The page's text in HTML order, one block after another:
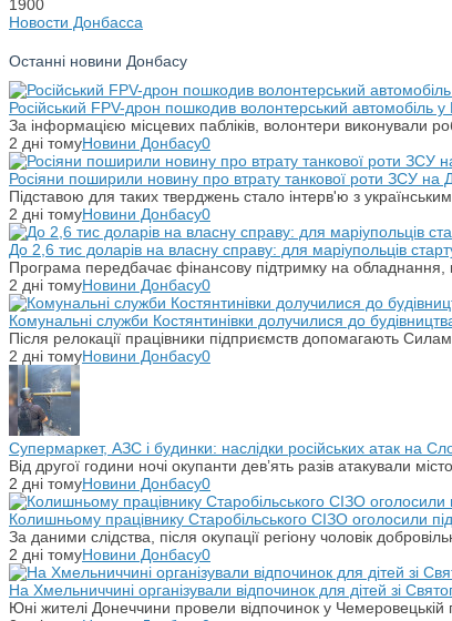
1900
Новости Донбасса
Останні новини Донбасу
Російський FPV-дрон пошкодив волонтерський автомобіль у
За інформацією місцевих пабліків, волонтери виконували
2 дні томуНовини Донбасу0
Росіяни поширили новину про втрату танкової роти ЗСУ на
Підставою для таких тверджень стало інтерв'ю з
2 дні томуНовини Донбасу0
До 2,6 тис доларів на власну справу: для маріупольців
Програма передбачає фінансову підтримку на обладнання,
2 дні томуНовини Донбасу0
Комунальні служби Костянтинівки долучилися до
Після релокації працівники підприємств допомагають
2 дні томуНовини Донбасу0
Супермаркет, АЗС і будинки: наслідки російських атак на
Від другої години ночі окупанти дев’ять разів атакували
2 дні томуНовини Донбасу0
Колишньому працівнику Старобільського СІЗО оголосили
За даними слідства, після окупації регіону чоловік
2 дні томуНовини Донбасу0
На Хмельниччині організували відпочинок для дітей зі
Юні жителі Донеччини провели відпочинок у Чемеровецькій